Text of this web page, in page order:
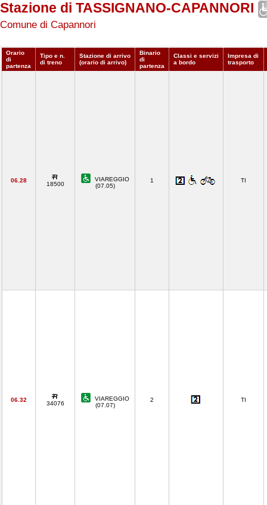
Stazione di TASSIGNANO-CAPANNORI
Comune di Capannori
Orario
di
partenza
Tipo e n.
di treno
Stazione di arrivo
(orario di arrivo)
Binario
di
partenza
Classi e servizi
a bordo
Impresa di
trasporto
06.28
18500
VIAREGGIO
(07.05)
1 TI
06.32
34076
VIAREGGIO
(07.07)
2 TI